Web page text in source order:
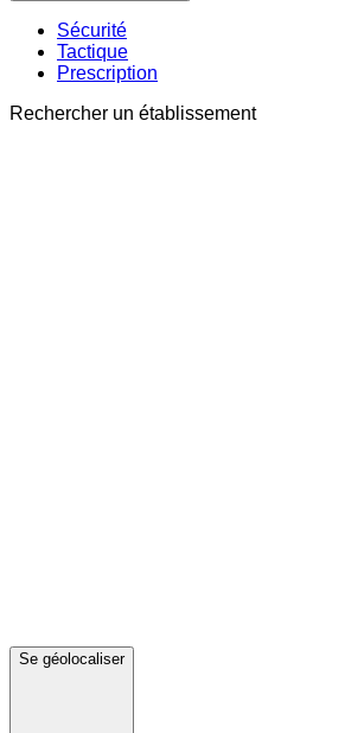
Sécurité
Tactique
Prescription
Rechercher un établissement
Se géolocaliser